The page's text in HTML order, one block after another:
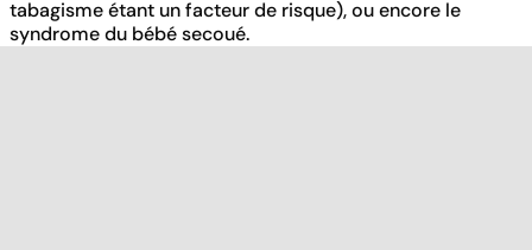
tabagisme étant un facteur de risque), ou encore le
syndrome du bébé secoué.